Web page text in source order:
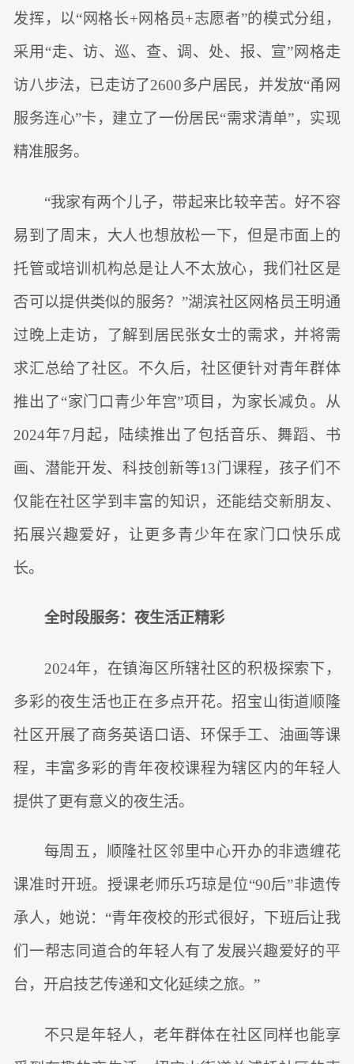
发挥，以“网格长+网格员+志愿者”的模式分组，
采用“走、访、巡、查、调、处、报、宣”网格走
访八步法，已走访了2600多户居民，并发放“甬网
服务连心”卡，建立了一份居民“需求清单”，实现
精准服务。
“我家有两个儿子，带起来比较辛苦。好不容
易到了周末，大人也想放松一下，但是市面上的
托管或培训机构总是让人不太放心，我们社区是
否可以提供类似的服务？”湖滨社区网格员王明通
过晚上走访，了解到居民张女士的需求，并将需
求汇总给了社区。不久后，社区便针对青年群体
推出了“家门口青少年宫”项目，为家长减负。从
2024年7月起，陆续推出了包括音乐、舞蹈、书
画、潜能开发、科技创新等13门课程，孩子们不
仅能在社区学到丰富的知识，还能结交新朋友、
拓展兴趣爱好，让更多青少年在家门口快乐成
长。
全时段服务：夜生活正精彩
2024年，在镇海区所辖社区的积极探索下，
多彩的夜生活也正在多点开花。招宝山街道顺隆
社区开展了商务英语口语、环保手工、油画等课
程，丰富多彩的青年夜校课程为辖区内的年轻人
提供了更有意义的夜生活。
每周五，顺隆社区邻里中心开办的非遗缠花
课准时开班。授课老师乐巧琼是位“90后”非遗传
承人，她说：“青年夜校的形式很好，下班后让我
们一帮志同道合的年轻人有了发展兴趣爱好的平
台，开启技艺传递和文化延续之旅。”
不只是年轻人，老年群体在社区同样也能享